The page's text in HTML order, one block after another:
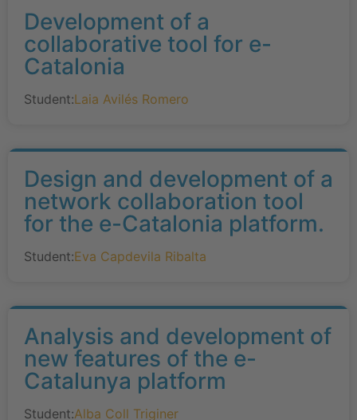
Development of a
collaborative tool for e-
Catalonia
Student:Laia Avilés Romero
Design and development of a
network collaboration tool
for the e-Catalonia platform.
Student:Eva Capdevila Ribalta
Analysis and development of
new features of the e-
Catalunya platform
Student:Alba Coll Triginer